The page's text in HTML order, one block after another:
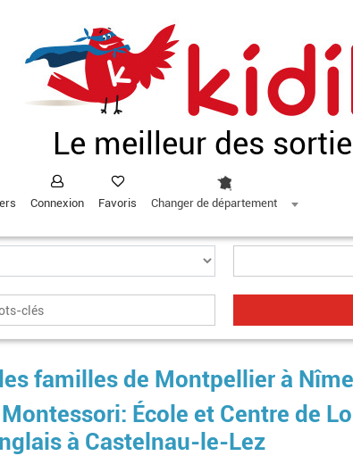
Le meilleur des
Connexion Favoris Changer de département
familles de Montpellier à
École et Centre de
à Castelnau-le-Lez